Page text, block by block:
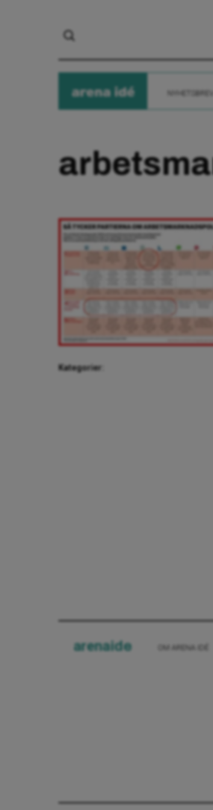
arenaide
Kategorier:
arenaide OM ARENA IDÉ